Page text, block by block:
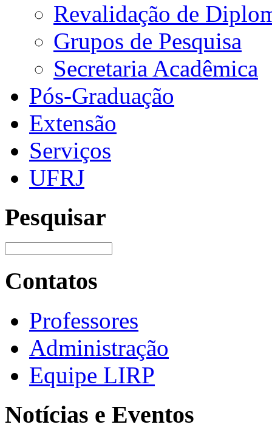
Revalidação de
Grupos de Pesquisa
Secretaria Acadêmica
Pós-Graduação
Extensão
Serviços
UFRJ
Pesquisar
Contatos
Professores
Administração
Equipe LIRP
Notícias e Eventos